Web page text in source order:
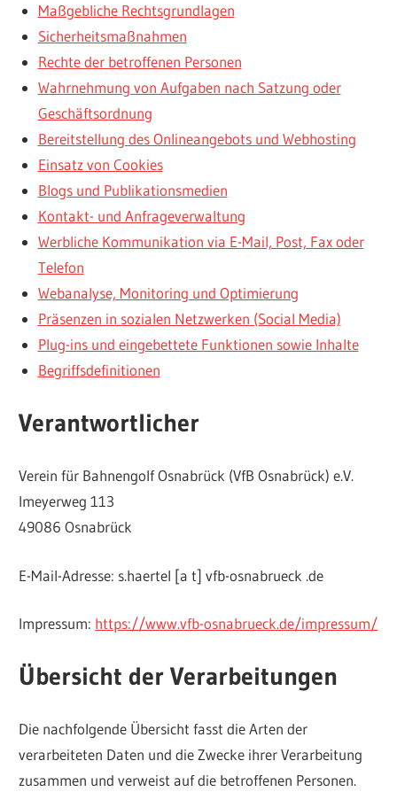
Maßgebliche Rechtsgrundlagen
Sicherheitsmaßnahmen
Rechte der betroffenen Personen
Wahrnehmung von Aufgaben nach Satzung oder
Geschäftsordnung
Bereitstellung des Onlineangebots und Webhosting
Einsatz von Cookies
Blogs und Publikationsmedien
Kontakt- und Anfrageverwaltung
Werbliche Kommunikation via E-Mail, Post, Fax oder
Telefon
Webanalyse, Monitoring und Optimierung
Präsenzen in sozialen Netzwerken (Social Media)
Plug-ins und eingebettete Funktionen sowie Inhalte
Begriffsdefinitionen
Verantwortlicher
Verein für Bahnengolf Osnabrück (VfB Osnabrück) e.V.
Imeyerweg 113
49086 Osnabrück
E-Mail-Adresse: s.haertel [a t] vfb-osnabrueck .de
Impressum: https://www.vfb-osnabrueck.de/impressum/
Übersicht der Verarbeitungen
Die nachfolgende Übersicht fasst die Arten der
verarbeiteten Daten und die Zwecke ihrer Verarbeitung
zusammen und verweist auf die betroffenen Personen.